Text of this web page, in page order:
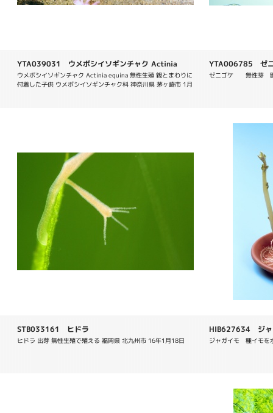
YTA039031 ウメボシイソギンチャク Actinia
equina
ウメボシイソギンチャク Actinia equina 無性生殖 親とまわりに
YTA006785 ゼ
ゼニゴケ　　無性芽　
STB033161 ヒドラ
ヒドラ 出芽 無性生殖で殖える 福岡県 北九州市 16年1月18日
HIB627634 ジャ
ジャガイモ　種イモ